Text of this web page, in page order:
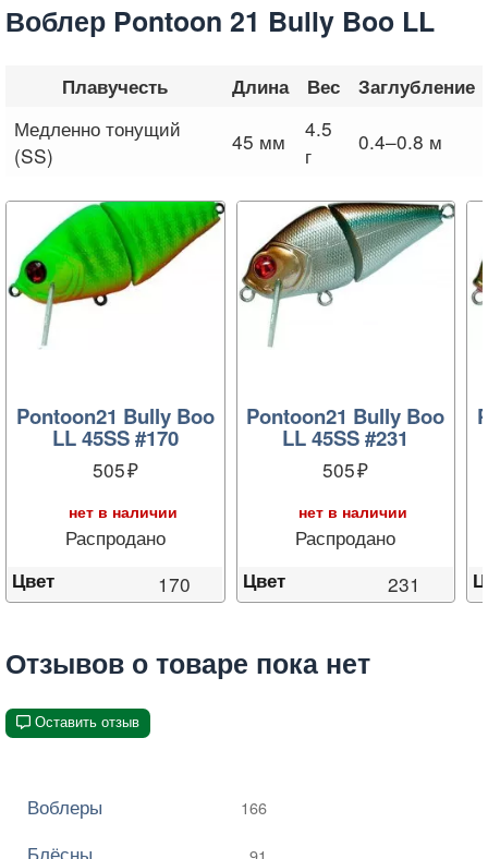
Воблер Pontoon 21 Bully Boo LL
Плавучесть Длина Вес Заглубление
Медленно тонущий
(SS)
45 мм
4.5
г
0.4–0.8 м
Pontoon21 Bully Boo
LL 45SS #170
505
нет в наличии
Распродано
Цвет 170
Pontoon21 Bully Boo
LL 45SS #231
505
нет в наличии
Распродано
Цвет 231
Отзывов о товаре пока нет
Оставить отзыв
Воблеры 166
Блёсны